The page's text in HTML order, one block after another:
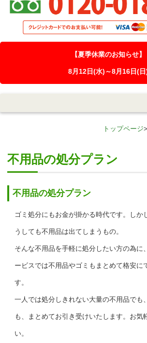
【夏季休業のお知らせ】
8月12日(水)～8月16日(日
トップページ>
不用品の処分プラン
不用品の処分プラン
ゴミ処分にもお金が掛かる時代です。しか
うしても不用品は出てしまうもの。
そんな不用品を手軽に処分したい方の為に
ービスでは不用品やゴミもまとめて格安に
す。
一人では処分しきれない大量の不用品でも
も、まとめてお引き受けいたします。お気
い。